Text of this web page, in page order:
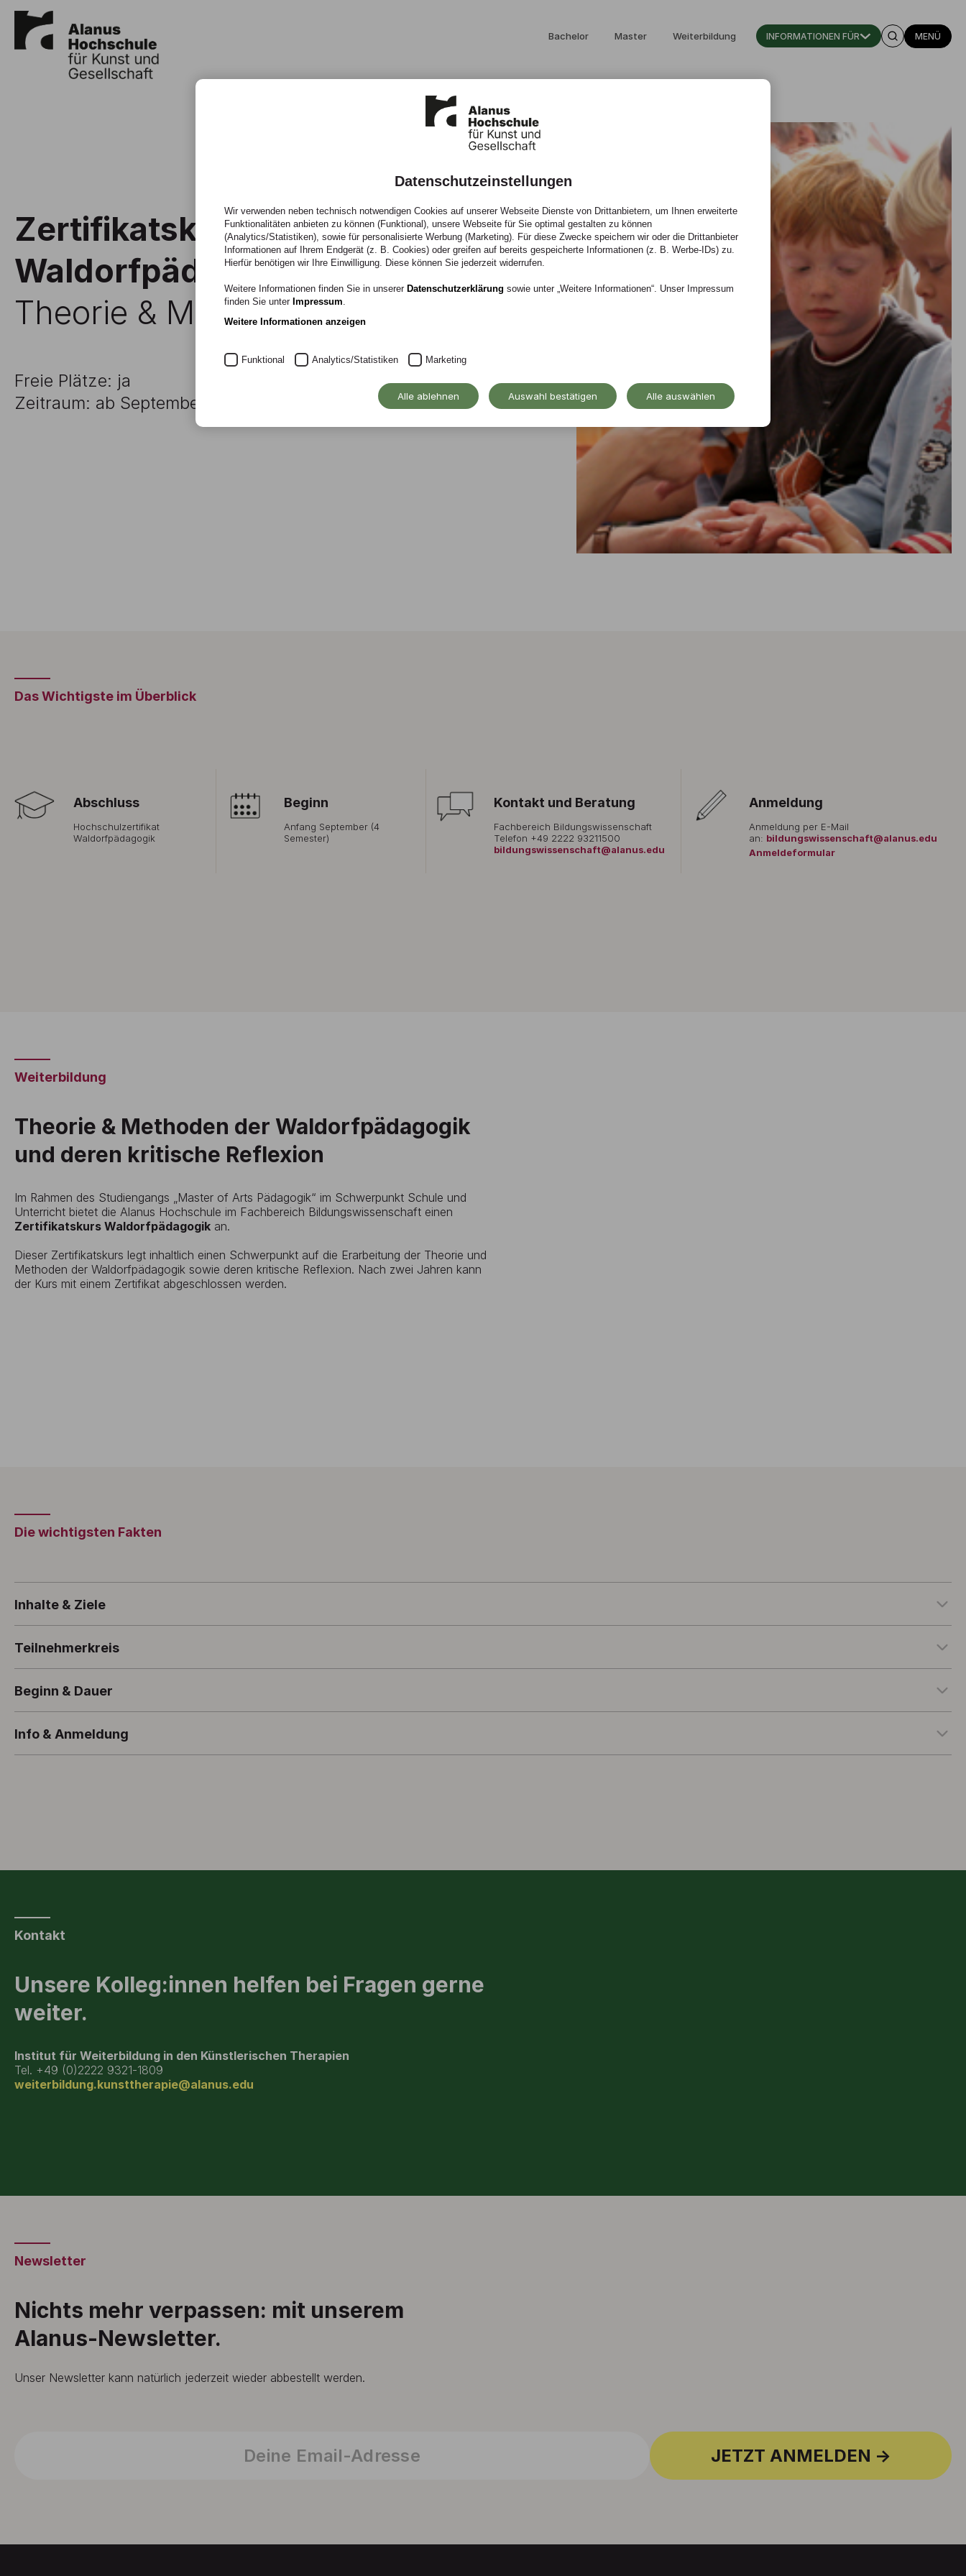
Bachelor Master Weiterbildung INFORMATIONEN FÜR MENÜ
Zertifikatskurs
Waldorfpädagogik
Theorie & Methoden
Freie Plätze: ja
Zeitraum: ab September
Das Wichtigste im Überblick
Abschluss
Hochschulzertifikat
Waldorfpädagogik
Beginn
Anfang September (4
Semester)
Kontakt und Beratung
Fachbereich Bildungswissenschaft
Telefon +49 2222 93211500
bildungswissenschaft@alanus.edu
Anmeldung
Anmeldung per E-Mail
an: bildungswissenschaft@alanus.edu
Anmeldeformular
Weiterbildung
Theorie & Methoden der Waldorfpädagogik
und deren kritische Reflexion
Im Rahmen des Studiengangs „Master of Arts Pädagogik“ im Schwerpunkt Schule und
Unterricht bietet die Alanus Hochschule im Fachbereich Bildungswissenschaft einen
Zertifikatskurs Waldorfpädagogik an.
Dieser Zertifikatskurs legt inhaltlich einen Schwerpunkt auf die Erarbeitung der Theorie und
Methoden der Waldorfpädagogik sowie deren kritische Reflexion. Nach zwei Jahren kann
der Kurs mit einem Zertifikat abgeschlossen werden.
Die wichtigsten Fakten
Inhalte & Ziele
Teilnehmerkreis
Beginn & Dauer
Info & Anmeldung
Kontakt
Unsere Kolleg:innen helfen bei Fragen gerne
weiter.
Institut für Weiterbildung in den Künstlerischen Therapien
Tel. +49 (0)2222 9321-1809
weiterbildung.kunsttherapie@alanus.edu
Newsletter
Nichts mehr verpassen: mit unserem
Alanus-Newsletter.
Unser Newsletter kann natürlich jederzeit wieder abbestellt werden.
JETZT ANMELDEN
Datenschutzeinstellungen
Wir verwenden neben technisch notwendigen Cookies auf unserer Webseite Dienste von Drittanbietern, um Ihnen erweiterte
Funktionalitäten anbieten zu können (Funktional), unsere Webseite für Sie optimal gestalten zu können
(Analytics/Statistiken), sowie für personalisierte Werbung (Marketing). Für diese Zwecke speichern wir oder die Drittanbieter
Informationen auf Ihrem Endgerät (z. B. Cookies) oder greifen auf bereits gespeicherte Informationen (z. B. Werbe-IDs) zu.
Hierfür benötigen wir Ihre Einwilligung. Diese können Sie jederzeit widerrufen.
Weitere Informationen finden Sie in unserer Datenschutzerklärung sowie unter „Weitere Informationen“. Unser Impressum
finden Sie unter Impressum.
Weitere Informationen anzeigen
Funktional Analytics/Statistiken Marketing
Alle ablehnen Auswahl bestätigen Alle auswählen